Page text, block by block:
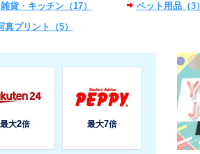
貨・キッチン（17）
ペット用品（3）
真プリント（5）